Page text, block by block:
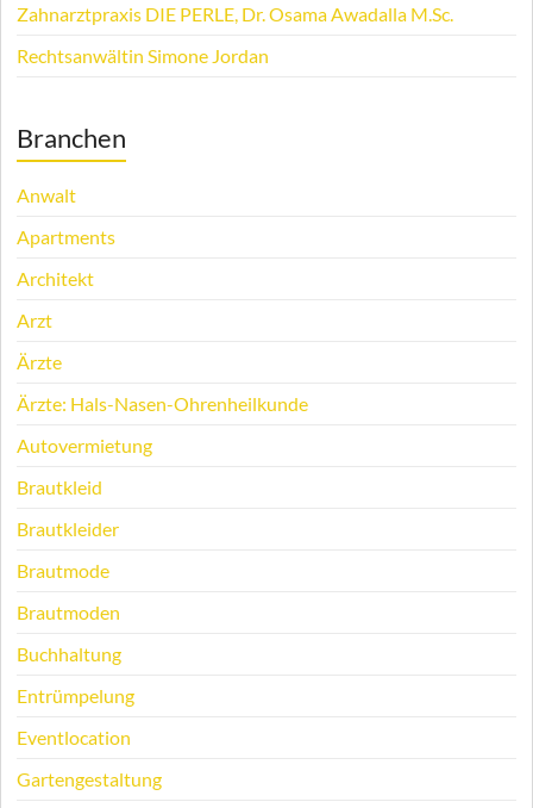
Zahnarztpraxis DIE PERLE, Dr. Osama Awadalla M.Sc.
Rechtsanwältin Simone Jordan
Branchen
Anwalt
Apartments
Architekt
Arzt
Ärzte
Ärzte: Hals-Nasen-Ohrenheilkunde
Autovermietung
Brautkleid
Brautkleider
Brautmode
Brautmoden
Buchhaltung
Entrümpelung
Eventlocation
Gartengestaltung